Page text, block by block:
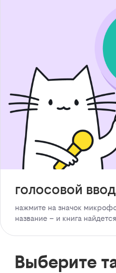
голосовой
нажмите на значок
название – и книга найдется
Выберите